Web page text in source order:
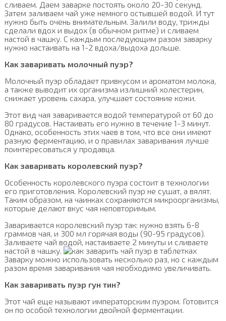
сливаем. Даем заварке постоять около 20-30 секунд.
Затем заливаем чай уже немного остывшей водой. И тут
нужно быть очень внимательным. Залили воду, трижды
сделали вдох и выдох (в обычном ритме) и сливаем
настой в чашку. С каждым последующим разом заварку
нужно настаивать на 1-2 вдоха/выдоха дольше.
Как заваривать молочный пуэр?
Молочный пуэр обладает привкусом и ароматом молока,
а также выводит их организма излишний холестерин,
снижает уровень сахара, улучшает состояние кожи.
Этот вид чая заваривается водой температурой от 60 до
80 градусов. Настаивать его нужно в течение 1-3 минут.
Однако, особенность этих чаев в том, что все они имеют
разную ферментацию, и о правилах заваривания лучше
поинтересоваться у продавца.
Как заваривать королевский пуэр?
Особенность королевского пуэра состоит в технологии
его приготовления. Королевский пуэр не сушат, а вялят.
Таким образом, на чаинках сохраняются микроорганизмы,
которые делают вкус чая неповторимым.
Заваривается королевский пуэр так: нужно взять 6-8
граммов чая, и 300 мл горячая воды (90-95 градусов).
Заливаете чай водой, настаиваете 2 минуты и сливаете
настой в чашку.
Заварку можно использовать несколько раз, но с каждым
разом время заваривания чая необходимо увеличивать.
Как заваривать пуэр гун тин?
Этот чай еще называют императорским пуэром. Готовится
он по особой технологии двойной ферментации.